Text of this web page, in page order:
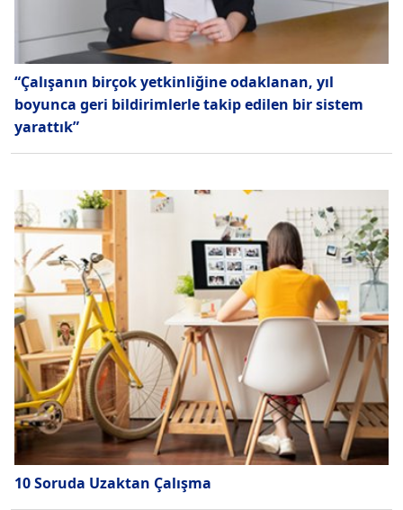
“Çalışanın birçok yetkinliğine odaklanan, yıl
boyunca geri bildirimlerle takip edilen bir sistem
yarattık”
10 Soruda Uzaktan Çalışma